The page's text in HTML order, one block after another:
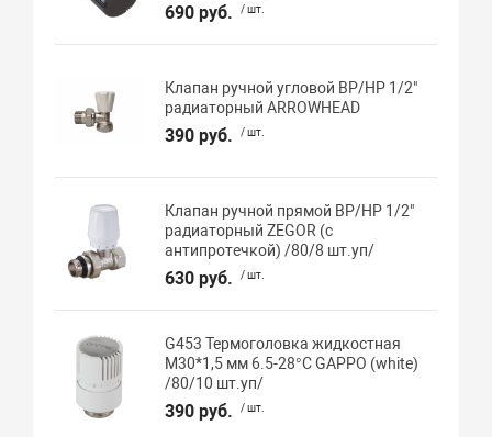
690 руб. / шт.
Клапан ручной угловой ВР/НР 1/2"
радиаторный ARROWHEAD
390 руб. / шт.
Клапан ручной прямой ВР/НР 1/2"
радиаторный ZEGOR (с
антипротечкой) /80/8 шт.уп/
630 руб. / шт.
G453 Термоголовка жидкостная
М30*1,5 мм 6.5-28°C GAPPO (white)
/80/10 шт.уп/
390 руб. / шт.